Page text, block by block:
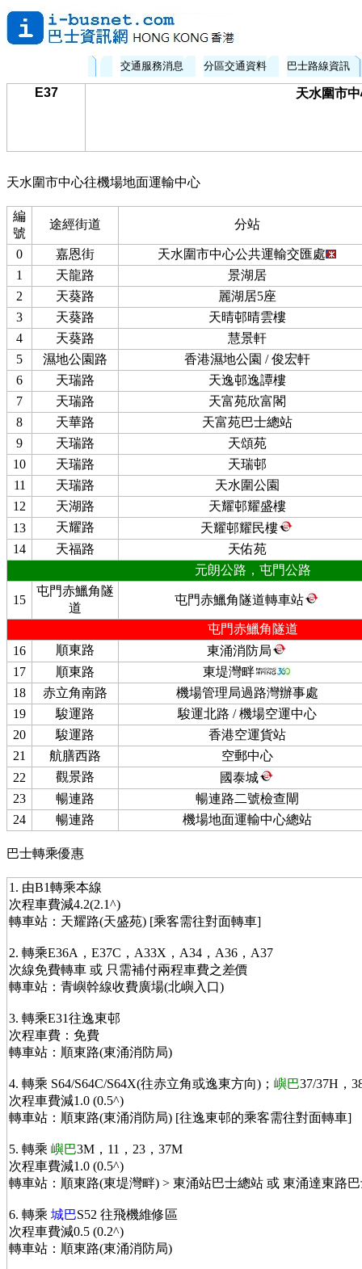
交通服務消息 分區交通資料 巴士路線資訊
E37 天水圍市
天水圍市中心往機場地面運輸中心
編
號
途經街道 分站
0 嘉恩街
天水圍市中心公共運輸交匯處
1
天龍路
景湖居
2
天葵路
麗湖居5座
3
天葵路
天晴邨晴雲樓
4
天葵路
慧景軒
5
濕地公園路
香港濕地公園 / 俊宏軒
6
天瑞路
天逸邨逸譚樓
7
天瑞路
天富苑欣富閣
8
天華路
天富苑巴士總站
9
天瑞路
天頌苑
10
天瑞路
天瑞邨
11
天瑞路
天水圍公園
12
天湖路
天耀邨耀盛樓
13
天耀路
天耀邨耀民樓
14
天福路
天佑苑
元朗公路，屯門公路
15
屯門赤鱲角隧
道
屯門赤鱲角隧道轉車站
屯門赤鱲角隧道
16
順東路
東涌消防局
17
順東路
東堤灣畔
18
赤立角南路
機場管理局過路灣辦事處
19
駿運路
駿運北路 / 機場空運中心
20
駿運路
香港空運貨站
21
航膳西路
空郵中心
22
觀景路
國泰城
23
暢連路
暢連路二號檢查閘
24
暢連路 機場地面運輸中心總站
巴士轉乘優惠
1. 由B1轉乘本線
次程車費減4.2(2.1^)
轉車站：天耀路(天盛苑) [乘客需往對面轉車]
2. 轉乘E36A，E37C，A33X，A34，A36，A37
次線免費轉車 或 只需補付兩程車費之差價
轉車站：青嶼幹線收費廣場(北嶼入口)
3. 轉乘E31往逸東邨
次程車費：免費
轉車站：順東路(東涌消防局)
4. 轉乘 S64/S64C/S64X(往赤立角或逸東方向)； 嶼巴37/37H，
次程車費減1.0 (0.5^)
轉車站：順東路(東涌消防局) [往逸東邨的乘客需往對面轉車]
5. 轉乘 嶼巴3M，11，23，37M
次程車費減1.0 (0.5^)
轉車站：順東路(東堤灣畔) > 東涌站巴士總站 或 東涌達東路
6. 轉乘 城巴S52 往飛機維修區
次程車費減0.5 (0.2^)
轉車站：順東路(東涌消防局)